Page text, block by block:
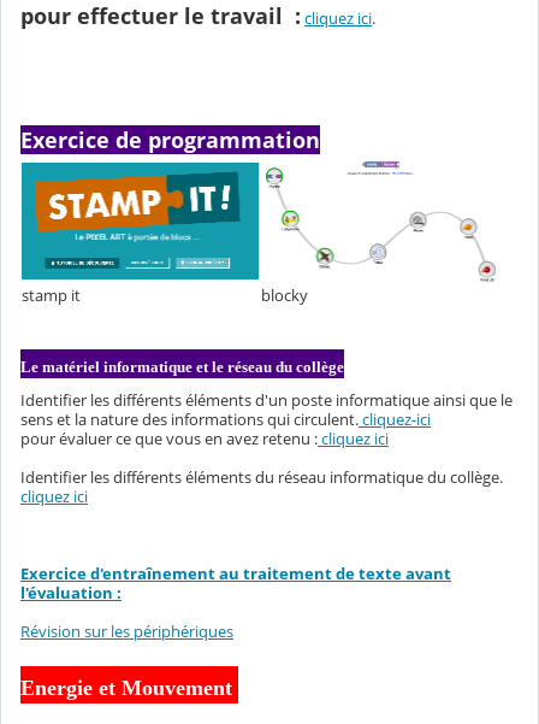
pour effectuer le travail : cliquez ici.
Exercice de programmation
stamp it blocky
Le matériel informatique et le réseau du collège
Identifier les différents éléments d'un poste informatique ainsi que le
sens et la nature des informations qui circulent.cliquez-ici
pour évaluer ce que vous en avez retenu :cliquez ici
Identifier les différents éléments du réseau informatique du collège.
cliquez ici
Exercice d'entraînement au traitement de texte avant
l'évaluation :
Révision sur les périphériques
Energie et Mouvement